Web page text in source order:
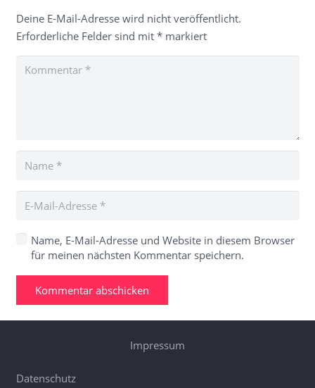
Deine E-Mail-Adresse wird nicht veröffentlicht.
Erforderliche Felder sind mit *markiert
Name, E-Mail-Adresse und Website in diesem Browser
für meinen nächsten Kommentar speichern.
Kommentar abschicken
Impressum
Datenschutz